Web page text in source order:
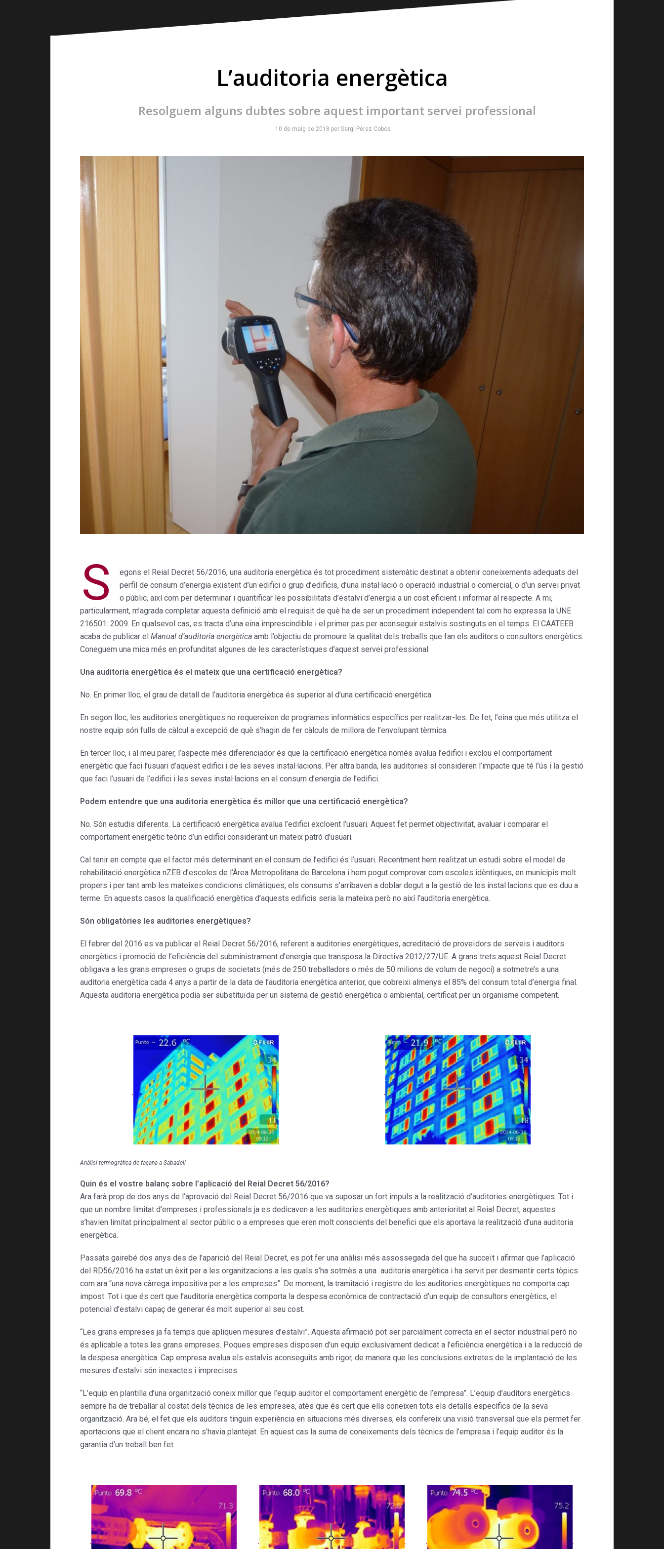
L’auditoria energètica
Resolguem alguns dubtes sobre aquest important servei professional
10 de maig de 2018 per Sergi Pérez Cobos
S
egons el Reial Decret 56/2016, una auditoria energètica és tot procediment sistemàtic destinat a obtenir coneixements adequats del
perfil de consum d’energia existent d’un edifici o grup d’edificis, d’una instal·lació o operació industrial o comercial, o d’un servei privat
o públic, així com per determinar i quantificar les possibilitats d’estalvi d’energia a un cost eficient i informar al respecte. A mi,
particularment, m’agrada completar aquesta definició amb el requisit de què ha de ser un procediment independent tal com ho expressa la UNE
216501: 2009. En qualsevol cas, es tracta d’una eina imprescindible i el primer pas per aconseguir estalvis sostinguts en el temps. El CAATEEB
acaba de publicar el Manual d’auditoria energètica amb l’objectiu de promoure la qualitat dels treballs que fan els auditors o consultors energètics.
Coneguem una mica més en profunditat algunes de les característiques d’aquest servei professional.
Una auditoria energètica és el mateix que una certificació energètica?
No. En primer lloc, el grau de detall de l’auditoria energètica és superior al d’una certificació energètica.
En segon lloc, les auditories energètiques no requereixen de programes informàtics específics per realitzar-les. De fet, l’eina que més utilitza el
nostre equip són fulls de càlcul a excepció de què s’hagin de fer càlculs de millora de l’envolupant tèrmica.
En tercer lloc, i al meu parer, l’aspecte més diferenciador és que la certificació energètica només avalua l’edifici i exclou el comportament
energètic que faci l’usuari d’aquest edifici i de les seves instal·lacions. Per altra banda, les auditories sí consideren l’impacte que té l’ús i la gestió
que faci l’usuari de l’edifici i les seves instal·lacions en el consum d’energia de l’edifici.
Podem entendre que una auditoria energètica és millor que una certificació energètica?
No. Són estudis diferents. La certificació energètica avalua l’edifici excloent l’usuari. Aquest fet permet objectivitat, avaluar i comparar el
comportament energètic teòric d’un edifici considerant un mateix patró d’usuari.
Cal tenir en compte que el factor més determinant en el consum de l’edifici és l’usuari. Recentment hem realitzat un estudi sobre el model de
rehabilitació energètica nZEB d’escoles de l’Àrea Metropolitana de Barcelona i hem pogut comprovar com escoles idèntiques, en municipis molt
propers i per tant amb les mateixes condicions climàtiques, els consums s’arribaven a doblar degut a la gestió de les instal·lacions que es duu a
terme. En aquests casos la qualificació energètica d’aquests edificis seria la mateixa però no així l’auditoria energètica.
Són obligatòries les auditories energètiques?
El febrer del 2016 es va publicar el Reial Decret 56/2016, referent a auditories energètiques, acreditació de proveïdors de serveis i auditors
energètics i promoció de l’eficiència del subministrament d’energia que transposa la Directiva 2012/27/UE. A grans trets aquest Reial Decret
obligava a les grans empreses o grups de societats (més de 250 treballadors o més de 50 milions de volum de negoci) a sotmetre’s a una
auditoria energètica cada 4 anys a partir de la data de l’auditoria energètica anterior, que cobreixi almenys el 85% del consum total d’energia final.
Aquesta auditoria energètica podia ser substituïda per un sistema de gestió energètica o ambiental, certificat per un organisme competent.
Anàlisi termogràfica de façana a Sabadell
Quin és el vostre balanç sobre l’aplicació del Reial Decret 56/2016?
Ara farà prop de dos anys de l’aprovació del Reial Decret 56/2016 que va suposar un fort impuls a la realització d’auditories energètiques. Tot i
que un nombre limitat d’empreses i professionals ja es dedicaven a les auditories energètiques amb anterioritat al Reial Decret, aquestes
s’havien limitat principalment al sector públic o a empreses que eren molt conscients del benefici que els aportava la realització d’una auditoria
energètica.
Passats gairebé dos anys des de l’aparició del Reial Decret, es pot fer una anàlisi més assossegada del que ha succeït i afirmar que l’aplicació
del RD56/2016 ha estat un èxit per a les organitzacions a les quals s’ha sotmès a una auditoria energètica i ha servit per desmentir certs tòpics
com ara “una nova càrrega impositiva per a les empreses”. De moment, la tramitació i registre de les auditories energètiques no comporta cap
impost. Tot i que és cert que l’auditoria energètica comporta la despesa econòmica de contractació d’un equip de consultors energètics, el
potencial d’estalvi capaç de generar és molt superior al seu cost.
“Les grans empreses ja fa temps que apliquen mesures d’estalvi”. Aquesta afirmació pot ser parcialment correcta en el sector industrial però no
és aplicable a totes les grans empreses. Poques empreses disposen d’un equip exclusivament dedicat a l’eficiència energètica i a la reducció de
la despesa energètica. Cap empresa avalua els estalvis aconseguits amb rigor, de manera que les conclusions extretes de la implantació de les
mesures d’estalvi són inexactes i imprecises.
“L’equip en plantilla d’una organització coneix millor que l’equip auditor el comportament energètic de l’empresa”. L’equip d’auditors energètics
sempre ha de treballar al costat dels tècnics de les empreses, atès que és cert que ells coneixen tots els detalls específics de la seva
organització. Ara bé, el fet que els auditors tinguin experiència en situacions més diverses, els confereix una visió transversal que els permet fer
aportacions que el client encara no s’havia plantejat. En aquest cas la suma de coneixements dels tècnics de l’empresa i l’equip auditor és la
garantia d’un treball ben fet.